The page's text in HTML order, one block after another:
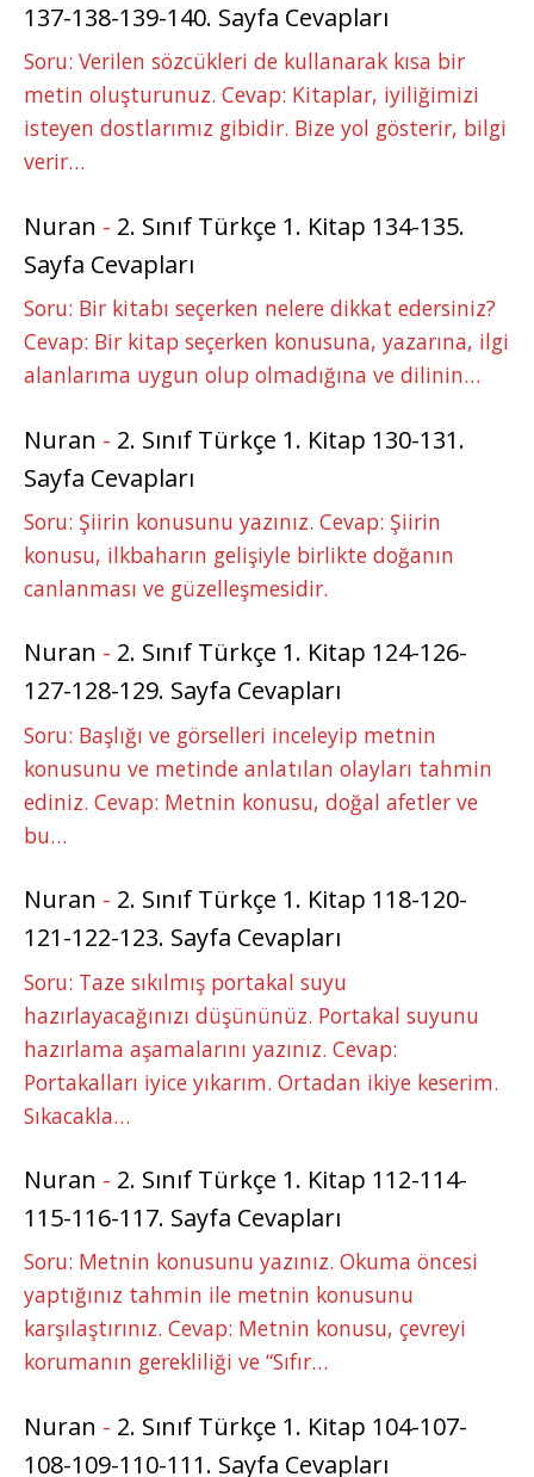
137-138-139-140. Sayfa Cevapları
Soru: Verilen sözcükleri de kullanarak kısa bir
metin oluşturunuz. Cevap: Kitaplar, iyiliğimizi
isteyen dostlarımız gibidir. Bize yol gösterir, bilgi
verir…
Nuran - 2. Sınıf Türkçe 1. Kitap 134-135.
Sayfa Cevapları
Soru: Bir kitabı seçerken nelere dikkat edersiniz?
Cevap: Bir kitap seçerken konusuna, yazarına, ilgi
alanlarıma uygun olup olmadığına ve dilinin…
Nuran - 2. Sınıf Türkçe 1. Kitap 130-131.
Sayfa Cevapları
Soru: Şiirin konusunu yazınız. Cevap: Şiirin
konusu, ilkbaharın gelişiyle birlikte doğanın
canlanması ve güzelleşmesidir.
Nuran - 2. Sınıf Türkçe 1. Kitap 124-126-
127-128-129. Sayfa Cevapları
Soru: Başlığı ve görselleri inceleyip metnin
konusunu ve metinde anlatılan olayları tahmin
ediniz. Cevap: Metnin konusu, doğal afetler ve
bu…
Nuran - 2. Sınıf Türkçe 1. Kitap 118-120-
121-122-123. Sayfa Cevapları
Soru: Taze sıkılmış portakal suyu
hazırlayacağınızı düşününüz. Portakal suyunu
hazırlama aşamalarını yazınız. Cevap:
Portakalları iyice yıkarım. Ortadan ikiye keserim.
Sıkacakla…
Nuran - 2. Sınıf Türkçe 1. Kitap 112-114-
115-116-117. Sayfa Cevapları
Soru: Metnin konusunu yazınız. Okuma öncesi
yaptığınız tahmin ile metnin konusunu
karşılaştırınız. Cevap: Metnin konusu, çevreyi
korumanın gerekliliği ve “Sıfır…
Nuran - 2. Sınıf Türkçe 1. Kitap 104-107-
108-109-110-111. Sayfa Cevapları